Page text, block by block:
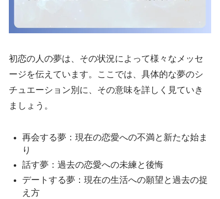
初恋の人の夢は、その状況によって様々なメッセ
ージを伝えています。ここでは、具体的な夢のシ
チュエーション別に、その意味を詳しく見ていき
ましょう。
再会する夢：現在の恋愛への不満と新たな始ま
り
話す夢：過去の恋愛への未練と後悔
デートする夢：現在の生活への願望と過去の捉
え方